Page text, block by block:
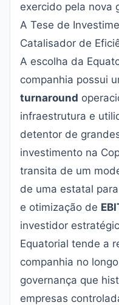
exercido pela nova
A Tese de
Catalisador de
A escolha da
companhia possui
turnaround
infraestrutura e
detentor de
investimento na
transita de um
de uma estatal
e otimização de
investidor
Equatorial tende a
companhia no
governança que
empresas